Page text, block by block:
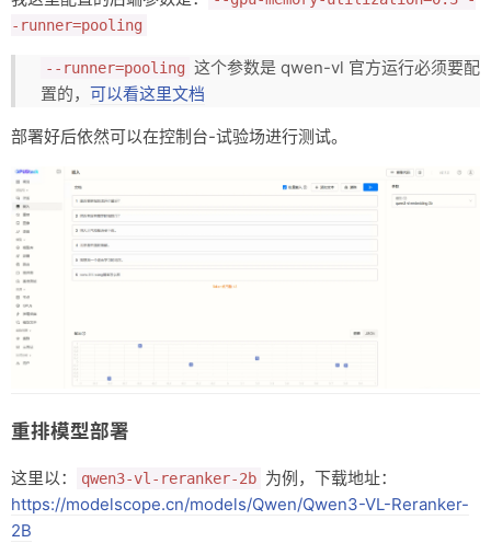
-runner=pooling
--runner=pooling 这个参数是 qwen-vl 官方运行必须要配
置的， 可以看这里文档
部署好后依然可以在控制台-试验场进行测试。
重排模型部署
这里以： qwen3-vl-reranker-2b 为例，下载地址：
https://modelscope.cn/models/Qwen/Qwen3-VL-Reranker-
2B